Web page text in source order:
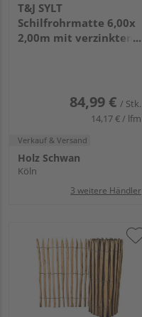
T&J SYLT
Schilfrohrmatte 6,00x
2,00m mit verzinktem
84,99 € / Stk.
14,17 € / lfm
Verkauf & Versand
Holz Schwan
Köln
3 weitere Händler